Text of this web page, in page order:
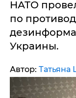
НАТО
по
Украины.
Автор: Татьяна